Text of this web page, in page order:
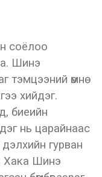
соёлоо
Шинэ
тэмцээний өмнө
хийдэг.
биеийн
нь царайнаас
гурван
Хака Шинэ